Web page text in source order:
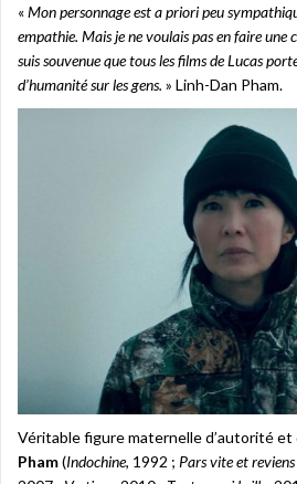
«Mon personnage est a priori peu
empathie. Mais je ne voulais pas en faire une
suis souvenue que tous les films de Lucas
d’humanité sur les gens. » Linh-Dan Pham.
Véritable figure maternelle d’autorité et
Pham(Indochine, 1992 ; Pars vite et